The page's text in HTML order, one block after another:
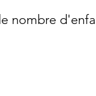
nombre